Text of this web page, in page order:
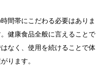
間帯にこだわる必要はありま
健康食品全般に言えることで
なく、使用を続けることで体
ります。